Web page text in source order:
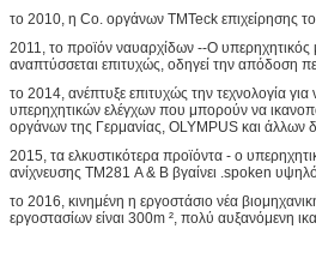
το 2010, η Co. οργάνων TMTeck επιχείρησης
2011, το προϊόν ναυαρχίδων --Ο
αναπτύσσεται επιτυχώς, οδηγεί την απόδοση
το 2014, ανέπτυξε επιτυχώς την τεχνολογία για
υπερηχητικών ελέγχων που μπορούν να
οργάνων της Γερμανίας, OLYMPUS και άλλων
2015, τα ελκυστικότερα προϊόντα - ο
ανίχνευσης TM281 Α & Β βγαίνει .spoken
το 2016, κινημένη η εργοστάσιο νέα
εργοστασίων είναι 300m ², πολύ αυξανόμενη